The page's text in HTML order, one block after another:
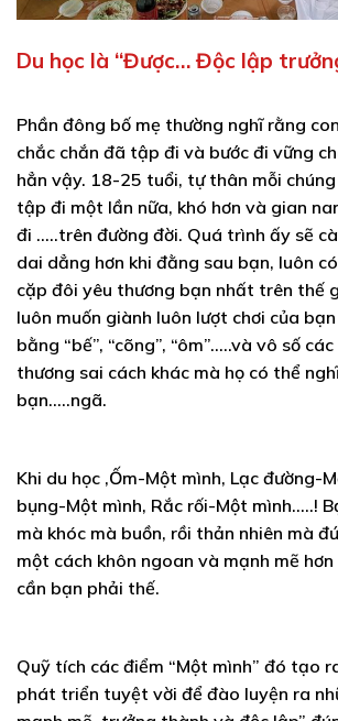
Du học là “Được… Độc lập
Phần đông bố mẹ thường nghĩ rằng
chắc chắn đã tập đi và bước đi vững
hẳn vậy. 18-25 tuổi, tự thân mỗi
tập đi một lần nữa, khó hơn và gian
đi …..trên đường đời. Quá trình ấy sẽ
dai dẳng hơn khi đằng sau bạn, luôn
cặp đôi yêu thương bạn nhất trên thế
luôn muốn giành luôn lượt chơi của
bằng “bế”, “cõng”, “ôm”…..và vô số
thương sai cách khác mà họ có thể
bạn…..ngã.
Khi du học ,Ốm-Một mình, Lạc đường-
bụng-Một mình, Rắc rối-Một mình…..!
mà khóc mà buồn, rồi thản nhiên mà
một cách khôn ngoan và mạnh mẽ
cần bạn phải thế.
Quỹ tích các điểm “Một mình” đó tạo
phát triển tuyệt vời để đào luyện ra